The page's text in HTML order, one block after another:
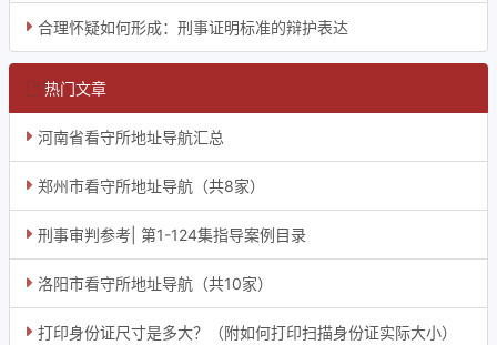
合理怀疑如何形成：刑事证明标准的辩护表达
热门文章
河南省看守所地址导航汇总
郑州市看守所地址导航（共8家）
刑事审判参考| 第1-124集指导案例目录
洛阳市看守所地址导航（共10家）
打印身份证尺寸是多大？（附如何打印扫描身份证实际大小）